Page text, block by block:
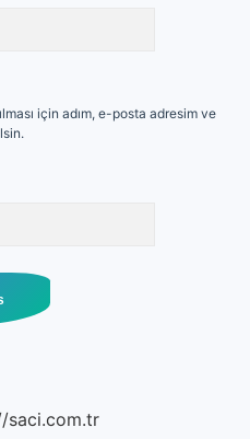
için adım, e-posta adresim ve
saci.com.tr